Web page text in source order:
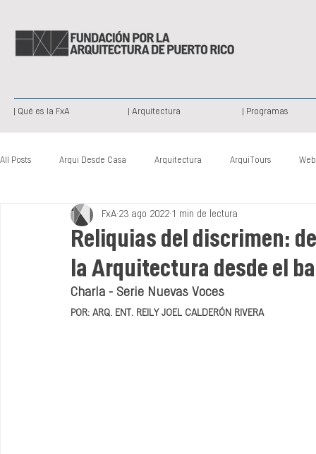
| Qué es la FxA | Arquitectura | Programas
All Posts Arqui Desde Casa Arquitectura ArquiTours
Arquitectura Paisajista Publicación Patrimonio Histórico
Nuevas Voces Somos Creativos
Reliquias del discrimen:
la Arquitectura desde el
FxA 23 ago 2022 1 min de lectura
Charla - Serie Nuevas Voces
POR: ARQ. ENT. REILY JOEL CALDERÓN RIVERA